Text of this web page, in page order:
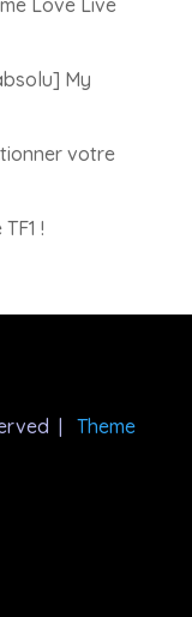
My
votre
!
|
Theme